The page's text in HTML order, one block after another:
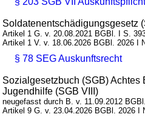
Soldatenentschädigungsgesetz
Artikel 1 G. v. 20.08.2021 BGBl. I S.
Artikel 1 V. v. 18.06.2026 BGBl. 2026 I
§ 78 SEG Auskunftsrecht
Sozialgesetzbuch (SGB) Achtes
Jugendhilfe (SGB VIII)
neugefasst durch B. v. 11.09.2012
Artikel 9 G. v. 23.04.2026 BGBl. 2026 I